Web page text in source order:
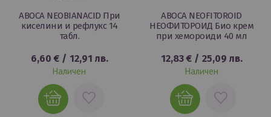
ABOCA NEOBIANACID При
киселини и рефлукс 14
табл.
6,60 €/ 12,91 лв.
Наличен
ДОБАВИ
ABOCA NEOFITOROID
НЕОФИТОРОИД Био крем
при хемороиди 40 мл
12,83 €/ 25,09 лв.
Наличен
ДОБАВИ